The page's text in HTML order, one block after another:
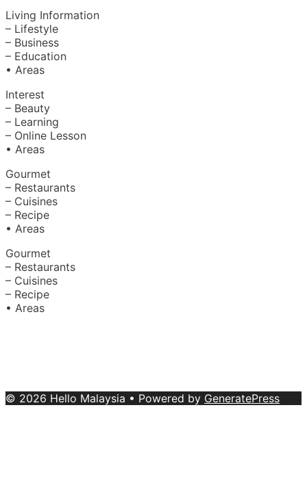
Living Information
– Lifestyle
– Business
– Education
• Areas
Interest
– Beauty
– Learning
– Online Lesson
• Areas
Gourmet
– Restaurants
– Cuisines
– Recipe
• Areas
Gourmet
– Restaurants
– Cuisines
– Recipe
• Areas
© 2026 Hello Malaysia • Powered by GeneratePress